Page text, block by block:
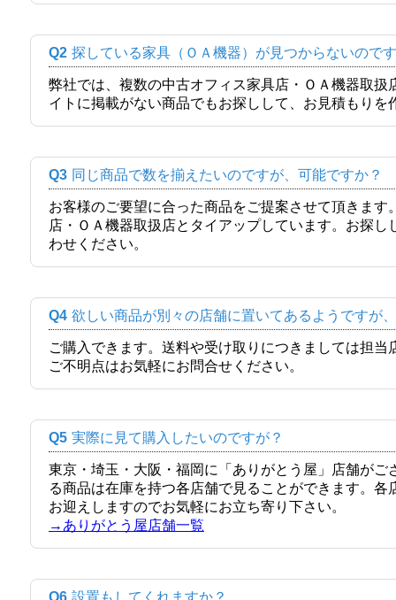
Q2 探している家具（ＯＡ機器）が見つからないので
弊社では、複数の中古オフィス家具店・ＯＡ機器取
イトに掲載がない商品でもお探しして、お見積もりを
Q3 同じ商品で数を揃えたいのですが、可能ですか？
お客様のご要望に合った商品をご提案させて頂きま
店・ＯＡ機器取扱店とタイアップしています。お探
わせください。
Q4 欲しい商品が別々の店舗に置いてあるようですが
ご購入できます。送料や受け取りにつきましては担
ご不明点はお気軽にお問合せください。
Q5 実際に見て購入したいのですが？
東京・埼玉・大阪・福岡に「ありがとう屋」店舗が
る商品は在庫を持つ各店舗で見ることができます。
お迎えしますのでお気軽にお立ち寄り下さい。
→ありがとう屋店舗一覧
Q6 設置もしてくれますか？